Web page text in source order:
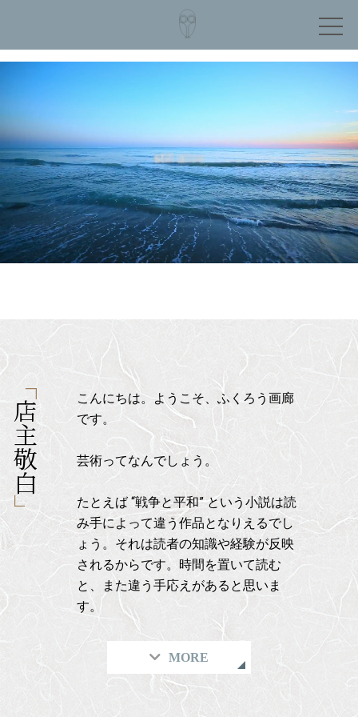
店主敬白
こんにちは。ようこそ、ふくろう画廊
です。
芸術ってなんでしょう。
たとえば “戦争と平和” という小説は読
み手によって違う作品となりえるでし
ょう。それは読者の知識や経験が反映
されるからです。時間を置いて読む
と、また違う手応えがあると思いま
す。
MORE